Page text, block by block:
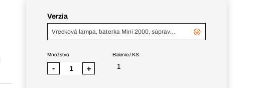
Verzia
Vrecková lampa, baterka Mini 2000, súprava s USB-C káblom a nabíjačkou
Balenie / KS
1
Množstvo
- +